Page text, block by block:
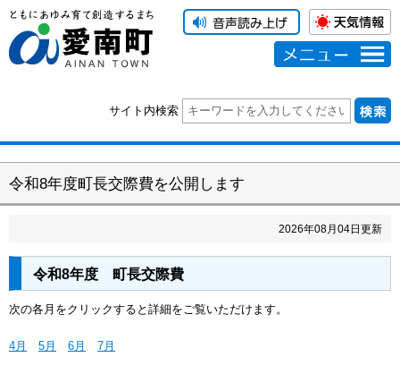
メニュー
サイト内検索
令和8年度町長交際費を公開します
2026年08月 04日更新
令和8年度 町長交際費
次の各月をクリックすると詳細をご覧いただけます。
4月 5月 6月 7月